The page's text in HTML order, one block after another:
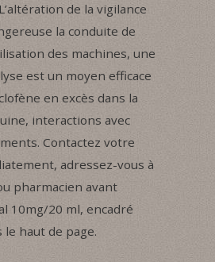
de la vigilance
la conduite de
des machines, une
est un moyen efficace
en excès dans la
interactions avec
Contactez votre
adressez-vous à
pharmacien avant
10mg/20 ml, encadré
haut de page.